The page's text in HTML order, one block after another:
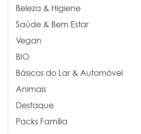
Beleza & Higiene
Saúde & Bem Estar
Vegan
BIO
Básicos do Lar & Automóvel
Animais
Destaque
Packs Família